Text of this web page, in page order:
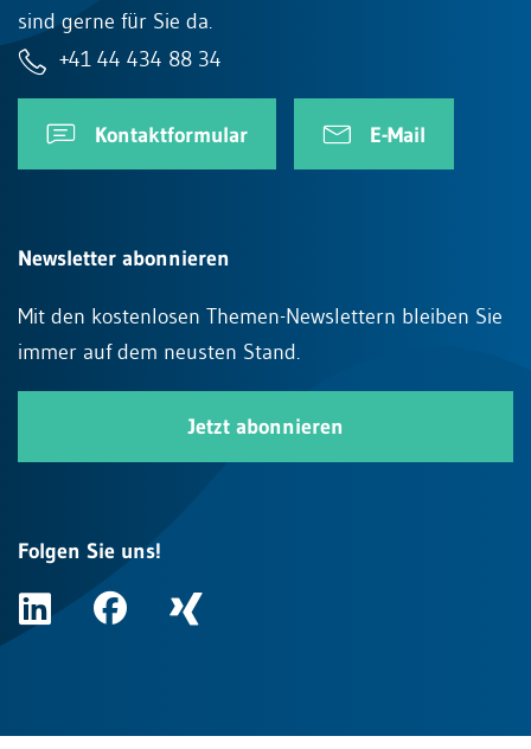
sind gerne für Sie da.
+41 44 434 88 34
Kontaktformular E-Mail
Newsletter abonnieren
Mit den kostenlosen Themen-Newslettern bleiben Sie
immer auf dem neusten Stand.
Jetzt abonnieren
Folgen Sie uns!